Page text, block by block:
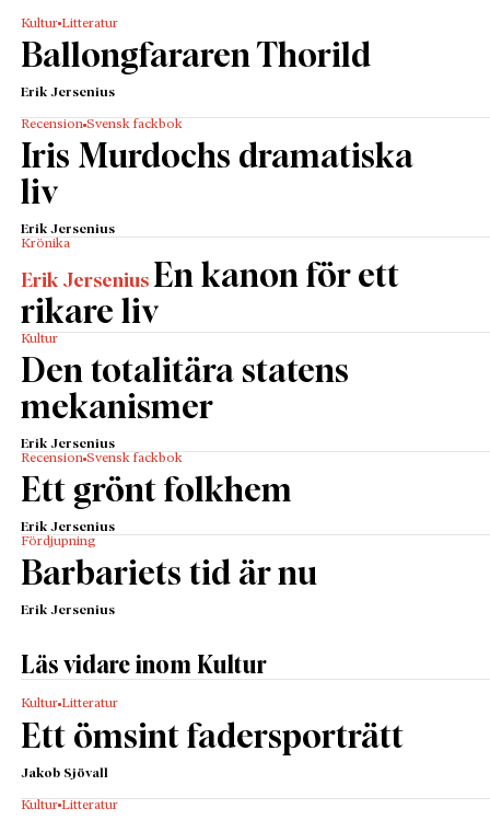
Kultur Litteratur
Ballongfararen Thorild
Erik Jersenius
Recension Svensk fackbok
Iris Murdochs dramatiska
liv
Erik Jersenius
Krönika
Erik Jersenius En kanon för ett
rikare liv
Kultur
Den totalitära statens
mekanismer
Erik Jersenius
Recension Svensk fackbok
Ett grönt folkhem
Erik Jersenius
Fördjupning
Barbariets tid är nu
Erik Jersenius
Läs vidare inom Kultur
Kultur Litteratur
Ett ömsint fadersporträtt
Jakob Sjövall
Kultur Litteratur